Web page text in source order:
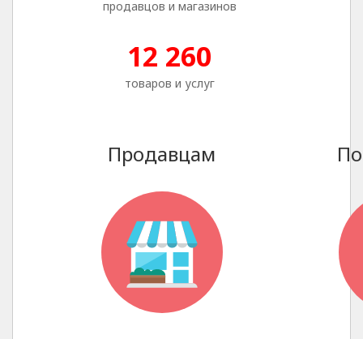
продавцов и магазинов
12 260
товаров и услуг
Продавцам